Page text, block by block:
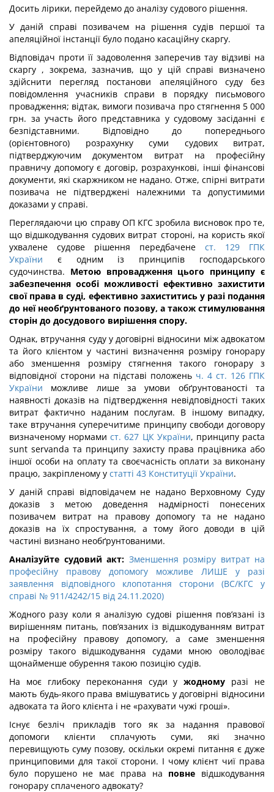
Досить лірики, перейдемо до аналізу судового рішення.
У даній справі позивачем на рішення судів першої та
апеляційної інстанції було подано касаційну скаргу.
Відповідач проти її задоволення заперечив тау відзиві на
скаргу , зокрема, зазначив, що у цій справі визначено
здійснити перегляд постанови апеляційного суду без
повідомлення учасників справи в порядку письмового
провадження; відтак, вимоги позивача про стягнення 5 000
грн. за участь його представника у судовому засіданні є
безпідставними. Відповідно до попереднього
(орієнтовного) розрахунку суми судових витрат,
підтверджуючим документом витрат на професійну
правничу допомогу є договір, розрахункові, інші фінансові
документи, які скаржником не надано. Отже, спірні витрати
позивача не підтверджені належними та допустимими
доказами у справі.
Переглядаючи цю справу ОП КГС зробила висновок про те,
що відшкодування судових витрат стороні, на користь якої
ухвалене судове рішення передбачене ст. 129 ГПК
України є одним із принципів господарського
судочинства. Метою впровадження цього принципу є
забезпечення особі можливості ефективно захистити
свої права в суді, ефективно захиститись у разі подання
до неї необґрунтованого позову, а також стимулювання
сторін до досудового вирішення спору.
Однак, втручання суду у договірні відносини між адвокатом
та його клієнтом у частині визначення розміру гонорару
або зменшення розміру стягнення такого гонорару з
відповідної сторони на підставі положень ч. 4 ст. 126 ГПК
України можливе лише за умови обґрунтованості та
наявності доказів на підтвердження невідповідності таких
витрат фактично наданим послугам. В іншому випадку,
таке втручання суперечитиме принципу свободи договору
визначеному нормамист. 627 ЦК України, принципу pacta
sunt servanda та принципу захисту права працівника або
іншої особи на оплату та своєчасність оплати за виконану
працю, закріпленому у статті 43 Конституції України.
У даній справі відповідачем не надано Верховному Суду
доказів з метою доведення надмірності понесених
позивачем витрат на правову допомогу та не надано
доказів на їх спростування, а тому його доводи в цій
частині визнано необґрунтованими.
Аналізуйте судовий акт: Зменшення розміру витрат на
професійну правову допомогу можливе ЛИШЕ у разі
заявлення відповідного клопотання сторони (ВС/КГС у
справі № 911/4242/15 від 24.11.2020)
Жодного разу коли я аналізую судові рішення пов’язані із
вирішенням питань, пов’язаних із відшкодуванням витрат
на професійну правову допомогу, а саме зменшення
розміру такого відшкодування судами мною оволодіває
щонайменше обурення такою позицію судів.
На моє глибоку переконання суди ужодному разі не
мають будь-якого права вмішуватись у договірні відносини
адвоката та його клієнта і не «рахувати чужі гроші».
Існує безліч прикладів того як за надання правової
допомоги клієнти сплачують суми, які значно
перевищують суму позову, оскільки окремі питання є дуже
принциповими для такої сторони. І чому клієнт чиї права
було порушено не має права на повне відшкодування
гонорару сплаченого адвокату?